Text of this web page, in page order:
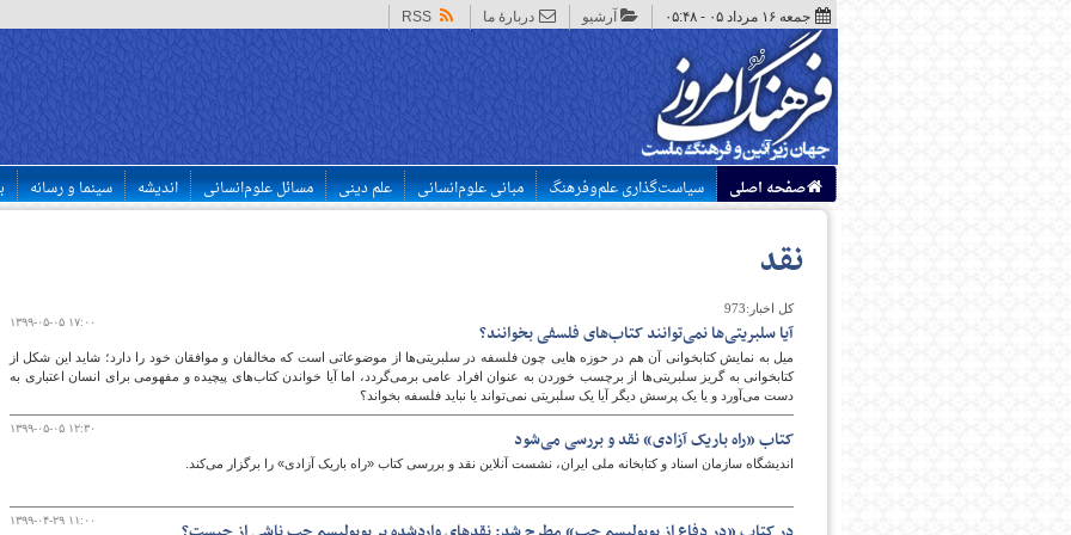
جمعه ۱۶ مرداد ۰۵ - ۰۵:۴۸ آرشیو دربارهٔ ما RSS
صفحه اصلی سیاست‌گذاری علم‌وفرهنگ مبانی علوم‌انسانی علم دینی مسائل علوم‌انسانی اندیشه سینما و رسانه
نقد
کل اخبار:973
۱۳۹۹-۰۵-۰۵ ۱۷:۰۰ آیا سلبریتی‌ها نمی‌توانند کتاب‌های فلسفی بخوانند؟
میل به نمایش کتابخوانی آن هم در حوزه هایی چون فلسفه در سلبریتی‌ها از موضوعاتی است که مخالفان و موافقان خود را دارد؛ شاید این شکل از
کتابخوانی به گریز سلبریتی‌ها از برچسب خوردن به عنوان افراد عامی برمی‌گردد، اما آیا خواندن کتاب‌­های پیچیده و مفهومی برای انسان اعتباری به
دست می‌­آورد و یا یک پرسش دیگر آیا یک سلبریتی نمی‌­تواند یا نباید فلسفه بخواند؟
۱۳۹۹-۰۵-۰۵ ۱۲:۳۰ کتاب «راه باریک آزادی» نقد و بررسی می‌شود
اندیشگاه سازمان اسناد و کتابخانه ملی ایران، نشست آنلاین نقد و بررسی کتاب «راه باریک آزادی» را برگزار می‌کند.
۱۳۹۹-۰۴-۲۹ ۱۱:۰۰